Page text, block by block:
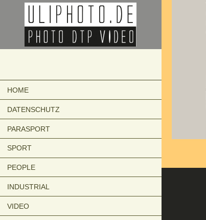
HOME
DATENSCHUTZ
PARASPORT
SPORT
PEOPLE
INDUSTRIAL
VIDEO